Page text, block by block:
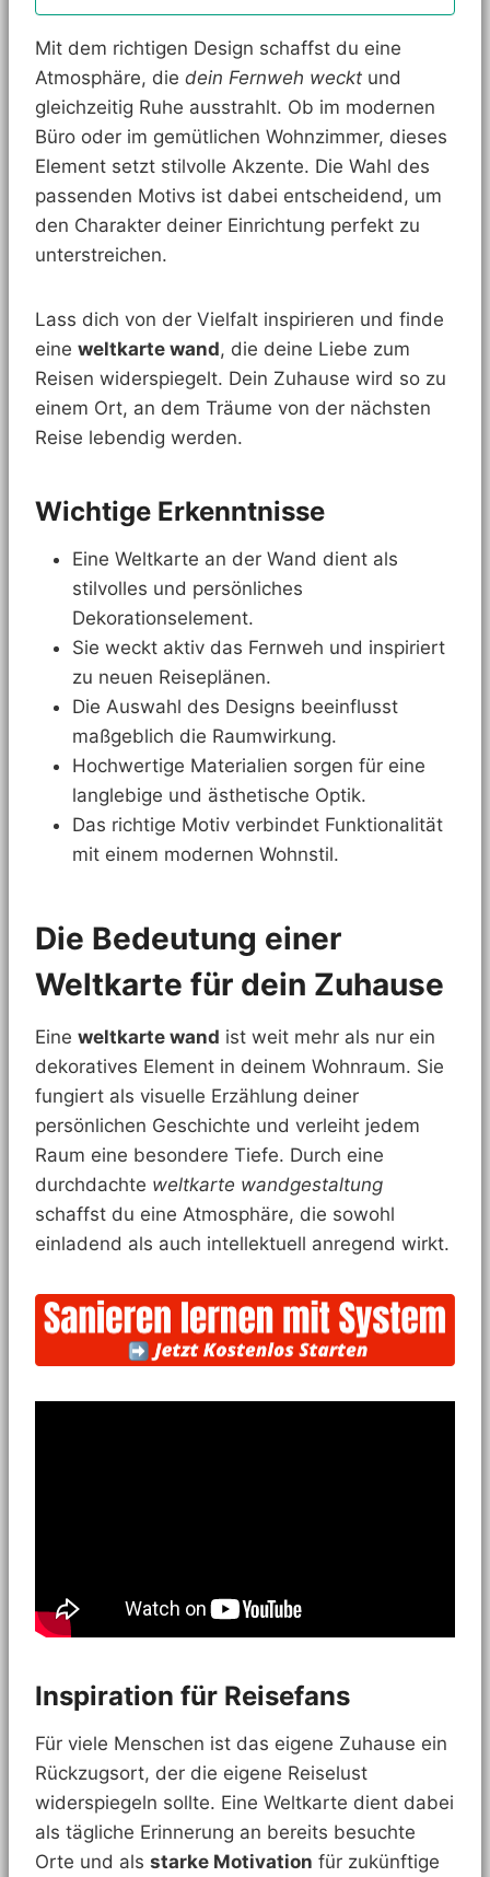
Mit dem richtigen Design schaffst du eine
Atmosphäre, die dein Fernweh weckt und
gleichzeitig Ruhe ausstrahlt. Ob im modernen
Büro oder im gemütlichen Wohnzimmer, dieses
Element setzt stilvolle Akzente. Die Wahl des
passenden Motivs ist dabei entscheidend, um
den Charakter deiner Einrichtung perfekt zu
unterstreichen.
Lass dich von der Vielfalt inspirieren und finde
eine weltkarte wand, die deine Liebe zum
Reisen widerspiegelt. Dein Zuhause wird so zu
einem Ort, an dem Träume von der nächsten
Reise lebendig werden.
Wichtige Erkenntnisse
Eine Weltkarte an der Wand dient als
stilvolles und persönliches
Dekorationselement.
Sie weckt aktiv das Fernweh und inspiriert
zu neuen Reiseplänen.
Die Auswahl des Designs beeinflusst
maßgeblich die Raumwirkung.
Hochwertige Materialien sorgen für eine
langlebige und ästhetische Optik.
Das richtige Motiv verbindet Funktionalität
mit einem modernen Wohnstil.
Die Bedeutung einer
Weltkarte für dein Zuhause
Eine weltkarte wand ist weit mehr als nur ein
dekoratives Element in deinem Wohnraum. Sie
fungiert als visuelle Erzählung deiner
persönlichen Geschichte und verleiht jedem
Raum eine besondere Tiefe. Durch eine
durchdachte weltkarte wandgestaltung
schaffst du eine Atmosphäre, die sowohl
einladend als auch intellektuell anregend wirkt.
Inspiration für Reisefans
Für viele Menschen ist das eigene Zuhause ein
Rückzugsort, der die eigene Reiselust
widerspiegeln sollte. Eine Weltkarte dient dabei
als tägliche Erinnerung an bereits besuchte
Orte und als starke Motivation für zukünftige